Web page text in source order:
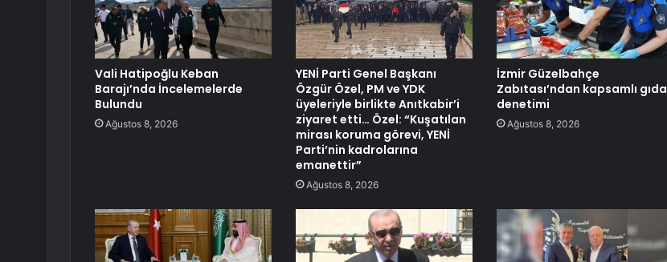
Vali Hatipoğlu Keban
Barajı’nda İncelemelerde
Bulundu
Ağustos 8, 2026
YENİ Parti Genel Başkanı
Özgür Özel, PM ve YDK
üyeleriyle birlikte Anıtkabir’i
ziyaret etti… Özel: “Kuşatılan
mirası koruma görevi, YENİ
Parti’nin kadrolarına
emanettir”
Ağustos 8, 2026
İzmir Güzelbahçe
Zabıtası’ndan kapsamlı gıda
denetimi
Ağustos 8, 2026